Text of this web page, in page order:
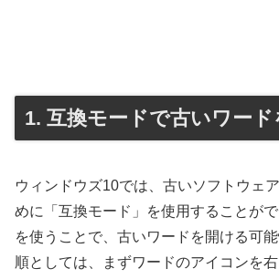
1. 互換モードで古いワード
ウィンドウズ10では、古いソフトウェ
めに「互換モード」を使用することが
を使うことで、古いワードを開ける可
順としては、まずワードのアイコンを